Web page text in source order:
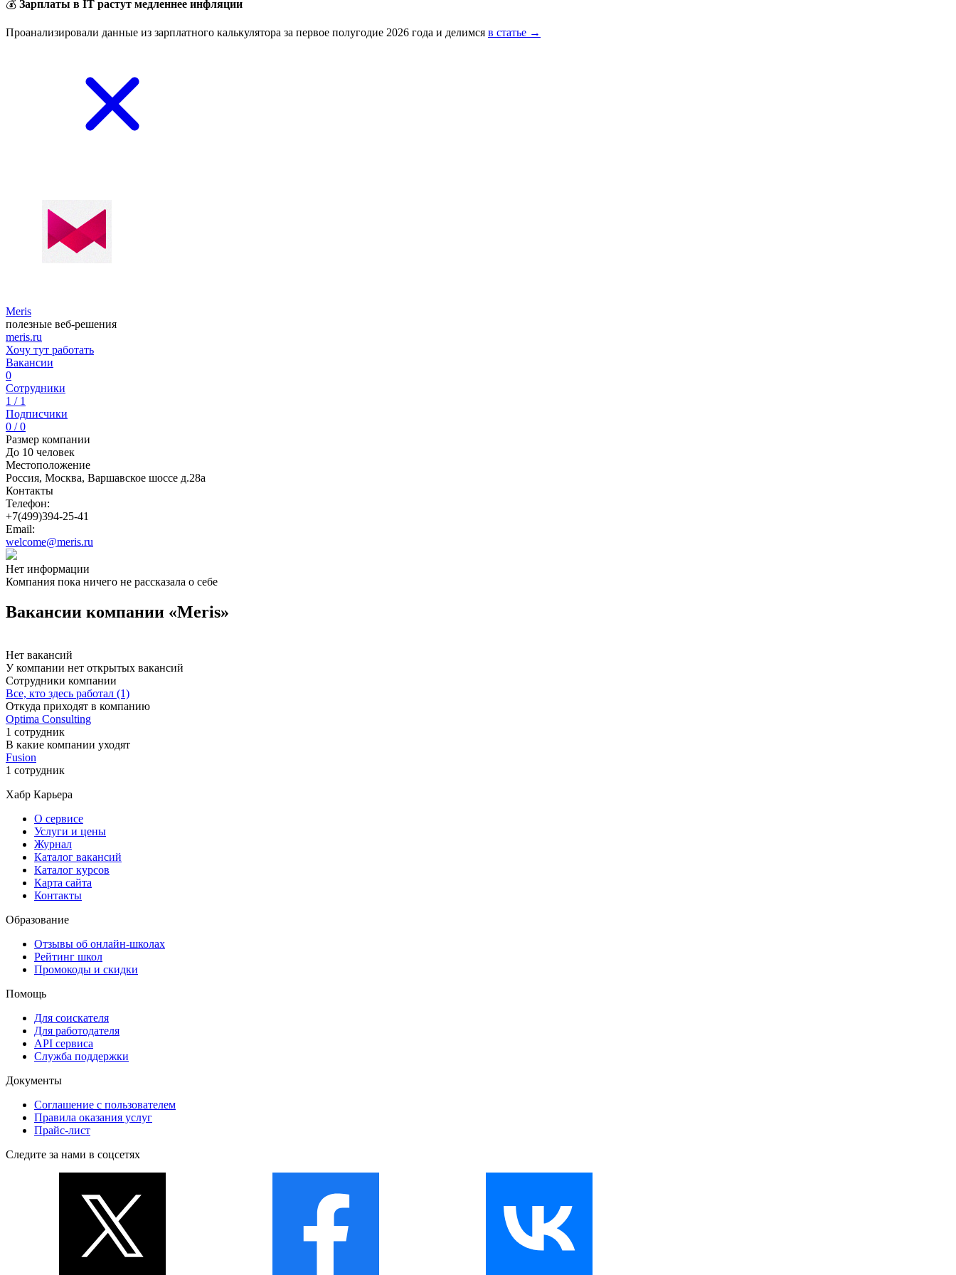
💰 Зарплаты в IT растут медленнее инфляции
Проанализировали данные из зарплатного калькулятора за первое полугодие 2026 года и делимся в статье →
Meris
полезные веб-решения
meris.ru
Хочу тут работать
Вакансии
0
Сотрудники
1 / 1
Подписчики
0 / 0
Размер компании
До 10 человек
Местоположение
Россия, Москва, Варшавское шоссе д.28а
Контакты
Телефон:
+7(499)394-25-41
Email:
welcome@meris.ru
Нет информации
Компания пока ничего не рассказала о себе
Вакансии компании «Meris»
Нет вакансий
У компании нет открытых вакансий
Сотрудники компании
Все, кто здесь работал (1)
Откуда приходят в компанию
Optima Consulting
1 сотрудник
В какие компании уходят
Fusion
1 сотрудник
Хабр Карьера
О сервисе
Услуги и цены
Журнал
Каталог вакансий
Каталог курсов
Карта сайта
Контакты
Образование
Отзывы об онлайн-школах
Рейтинг школ
Промокоды и скидки
Помощь
Для соискателя
Для работодателя
API сервиса
Служба поддержки
Документы
Соглашение с пользователем
Правила оказания услуг
Прайс-лист
Следите за нами в соцсетях